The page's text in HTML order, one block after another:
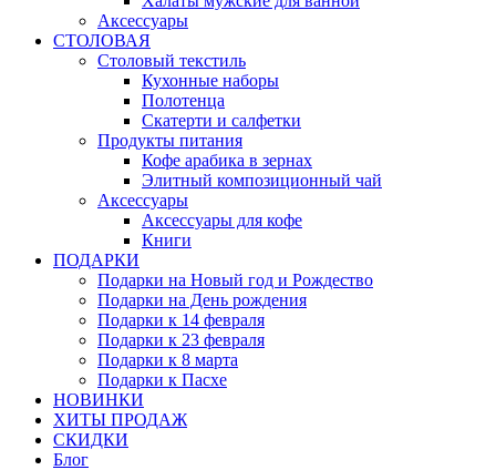
Аксессуары
СТОЛОВАЯ
Столовый текстиль
Кухонные наборы
Полотенца
Скатерти и салфетки
Продукты питания
Кофе арабика в зернах
Элитный композиционный чай
Аксессуары
Аксессуары для кофе
Книги
ПОДАРКИ
Подарки на Новый год и Рождество
Подарки на День рождения
Подарки к 14 февраля
Подарки к 23 февраля
Подарки к 8 марта
Подарки к Пасхе
НОВИНКИ
ХИТЫ ПРОДАЖ
СКИДКИ
Блог